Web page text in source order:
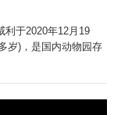
利于2020年12月19
岁)，是国内动物园存